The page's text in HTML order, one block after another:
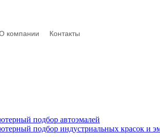
компании Контакты
подбор автоэмалей
подбор индустриальных красок и